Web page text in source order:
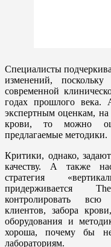
Специалисты
изменений,
современной
годах прошлого века.
экспертным оценкам, на
крови, то можно
предлагаемые методики.
Критики, однако,
качеству. А также
стратегия
придерживается
контролировать
клиентов, забора
оборудования и
хороша, почему бы не
лабораториям.